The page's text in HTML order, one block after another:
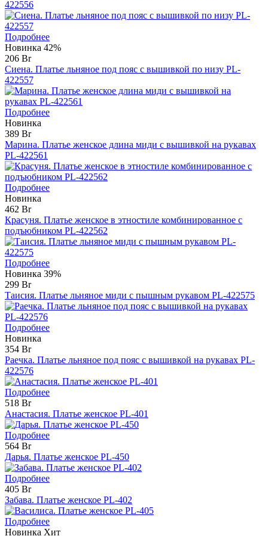
422556
Подробнее
Новинка 42%
206 Br
Сиена. Платье льняное под пояс с вышивкой по низу PL-
422557
Подробнее
Новинка
389 Br
Марина. Платье женское длина миди с вышивкой на рукавах
PL-422561
Подробнее
Новинка
462 Br
Красуня. Платье женское в этностиле комбинированное с
подъюбником PL-422562
Подробнее
Новинка 39%
299 Br
Таисия. Платье льняное миди с пышным рукавом PL-422575
Подробнее
Новинка
354 Br
Раечка. Платье льняное под пояс с вышивкой на рукавах PL-
422576
Подробнее
518 Br
Анастасия. Платье женское PL-401
Подробнее
564 Br
Дарья. Платье женское PL-450
Подробнее
405 Br
Забава. Платье женское PL-402
Подробнее
Новинка Хит